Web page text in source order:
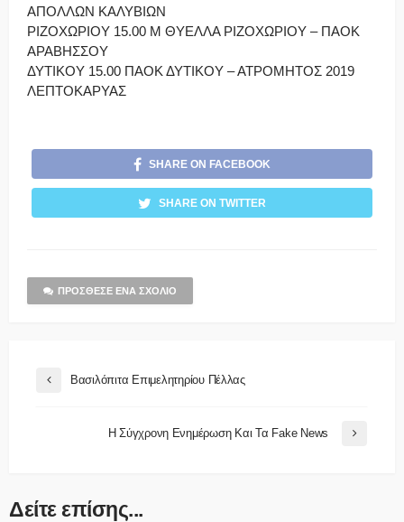
ΑΠΟΛΛΩΝ ΚΑΛΥΒΙΩΝ
ΡΙΖΟΧΩΡΙΟΥ 15.00 Μ ΘΥΕΛΛΑ ΡΙΖΟΧΩΡΙΟΥ – ΠΑΟΚ
ΑΡΑΒΗΣΣΟΥ
ΔΥΤΙΚΟΥ 15.00 ΠΑΟΚ ΔΥΤΙΚΟΥ – ΑΤΡΟΜΗΤΟΣ 2019
ΛΕΠΤΟΚΑΡΥΑΣ
SHARE ON FACEBOOK
SHARE ON TWITTER
ΠΡΌΣΘΕΣΕ ΈΝΑ ΣΧΌΛΙΟ
Βασιλόπιτα Επιμελητηρίου Πέλλας
Η Σύγχρονη Ενημέρωση Και Τα Fake News
Δείτε επίσης...